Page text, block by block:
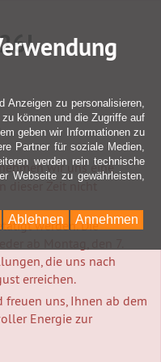
wir uns eine
Zeit nicht
werden. Die
die uns nach
erreichen.
uns, Ihnen ab dem
Energie zur
Anzeigen zu personalisieren,
können und die Zugriffe auf
geben wir Informationen zu
Partner für soziale Medien,
werden rein technische
Webseite zu gewährleisten,
Annehmen
Ablehnen